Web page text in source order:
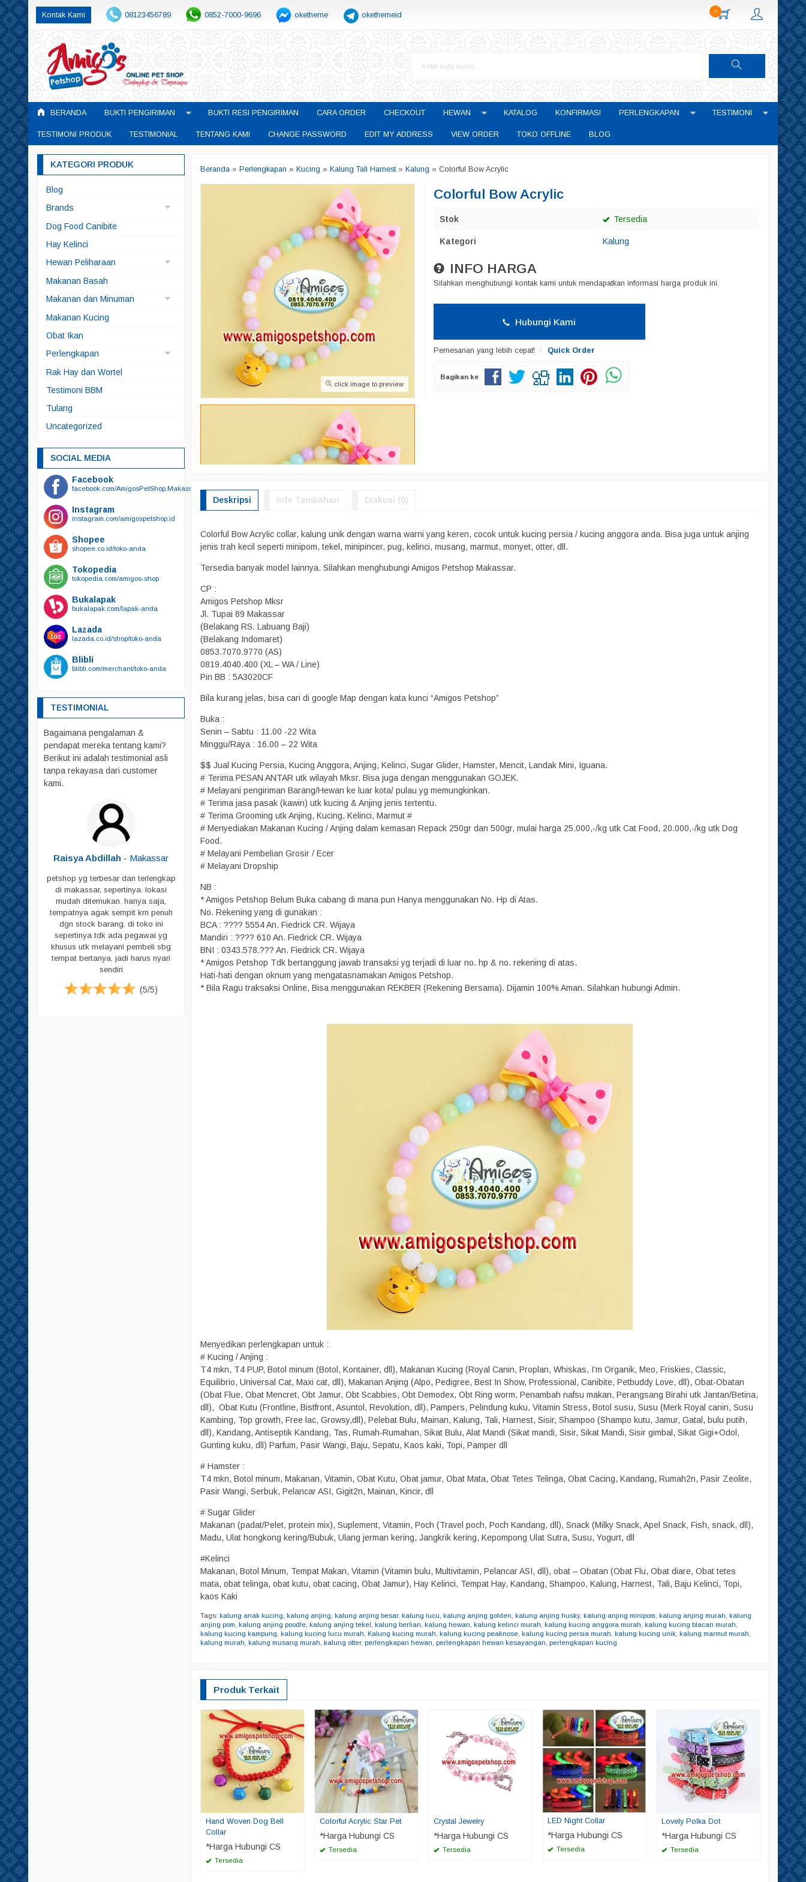
Kontak Kami 08123456789 0852-7000-9696 oketheme okethemeid 0
BERANDA BUKTI PENGIRIMAN BUKTI RESI PENGIRIMAN CARA ORDER CHECKOUT HEWAN KATALOG KONFIRMASI PERLENGKAPAN TESTIMONI
TESTIMONI PRODUK TESTIMONIAL TENTANG KAMI CHANGE PASSWORD EDIT MY ADDRESS VIEW ORDER TOKO OFFLINE BLOG
Beranda » Perlengkapan » Kucing » Kalung Tali Harnest» Kalung »Colorful Bow Acrylic
click image to preview
Colorful Bow Acrylic
Stok Tersedia
Kategori Kalung
INFO HARGA
Silahkan menghubungi kontak kami untuk mendapatkan informasi harga produk ini.
Hubungi Kami
Pemesanan yang lebih cepat! Quick Order
Bagikan ke
Deskripsi Info Tambahan Diskusi (0)
Colorful Bow Acrylic collar, kalung unik dengan warna warni yang keren, cocok untuk kucing persia / kucing anggora anda. Bisa juga untuk anjing
jenis trah kecil seperti minipom, tekel, minipincer, pug, kelinci, musang, marmut, monyet, otter, dll.
Tersedia banyak model lainnya. Silahkan menghubungi Amigos Petshop Makassar.
CP :
Amigos Petshop Mksr
Jl. Tupai 89 Makassar
(Belakang RS. Labuang Baji)
(Belakang Indomaret)
0853.7070.9770 (AS)
0819.4040.400 (XL – WA / Line)
Pin BB : 5A3020CF
Bila kurang jelas, bisa cari di google Map dengan kata kunci “Amigos Petshop”
Buka :
Senin – Sabtu : 11.00 -22 Wita
Minggu/Raya : 16.00 – 22 Wita
$$ Jual Kucing Persia, Kucing Anggora, Anjing, Kelinci, Sugar Glider, Hamster, Mencit, Landak Mini, Iguana.
# Terima PESAN ANTAR utk wilayah Mksr. Bisa juga dengan menggunakan GOJEK.
# Melayani pengiriman Barang/Hewan ke luar kota/ pulau yg memungkinkan.
# Terima jasa pasak (kawin) utk kucing & Anjing jenis tertentu.
# Terima Grooming utk Anjing, Kucing, Kelinci, Marmut #
# Menyediakan Makanan Kucing / Anjing dalam kemasan Repack 250gr dan 500gr, mulai harga 25.000,-/kg utk Cat Food, 20.000,-/kg utk Dog
Food.
# Melayani Pembelian Grosir / Ecer
# Melayani Dropship
NB :
* Amigos Petshop Belum Buka cabang di mana pun Hanya menggunakan No. Hp di Atas.
No. Rekening yang di gunakan :
BCA : ???? 5554 An. Fiedrick CR. Wijaya
Mandiri : ???? 610 An. Fiedrick CR. Wijaya
BNI : 0343.578.??? An. Fiedrick CR. Wijaya
* Amigos Petshop Tdk bertanggung jawab transaksi yg terjadi di luar no. hp & no. rekening di atas.
Hati-hati dengan oknum yang mengatasnamakan Amigos Petshop.
* Bila Ragu traksaksi Online, Bisa menggunakan REKBER (Rekening Bersama). Dijamin 100% Aman. Silahkan hubungi Admin.
Menyedikan perlengkapan untuk :
# Kucing / Anjing :
T4 mkn, T4 PUP, Botol minum (Botol, Kontainer, dll), Makanan Kucing (Royal Canin, Proplan, Whiskas, I’m Organik, Meo, Friskies, Classic,
Equilibrio, Universal Cat, Maxi cat, dll), Makanan Anjing (Alpo, Pedigree, Best In Show, Professional, Canibite, Petbuddy Love, dll), Obat-Obatan
(Obat Flue, Obat Mencret, Obt Jamur, Obt Scabbies, Obt Demodex, Obt Ring worm, Penambah nafsu makan, Perangsang Birahi utk Jantan/Betina,
dll), Obat Kutu (Frontline, Bistfront, Asuntol, Revolution, dll), Pampers, Pelindung kuku, Vitamin Stress, Botol susu, Susu (Merk Royal canin, Susu
Kambing, Top growth, Free lac, Growsy,dll), Pelebat Bulu, Mainan, Kalung, Tali, Harnest, Sisir, Shampoo (Shampo kutu, Jamur, Gatal, bulu putih,
dll), Kandang, Antiseptik Kandang, Tas, Rumah-Rumahan, Sikat Bulu, Alat Mandi (Sikat mandi, Sisir, Sikat Mandi, Sisir gimbal, Sikat Gigi+Odol,
Gunting kuku, dll) Parfum, Pasir Wangi, Baju, Sepatu, Kaos kaki, Topi, Pamper dll
# Hamster :
T4 mkn, Botol minum, Makanan, Vitamin, Obat Kutu, Obat jamur, Obat Mata, Obat Tetes Telinga, Obat Cacing, Kandang, Rumah2n, Pasir Zeolite,
Pasir Wangi, Serbuk, Pelancar ASI, Gigit2n, Mainan, Kincir, dll
# Sugar Glider
Makanan (padat/Pelet, protein mix), Suplement, Vitamin, Poch (Travel poch, Poch Kandang, dll), Snack (Milky Snack, Apel Snack, Fish, snack, dll),
Madu, Ulat hongkong kering/Bubuk, Ulang jerman kering, Jangkrik kering, Kepompong Ulat Sutra, Susu, Yogurt, dll
#Kelinci
Makanan, Botol Minum, Tempat Makan, Vitamin (Vitamin bulu, Multivitamin, Pelancar ASI, dll), obat – Obatan (Obat Flu, Obat diare, Obat tetes
mata, obat telinga, obat kutu, obat cacing, Obat Jamur), Hay Kelinci, Tempat Hay, Kandang, Shampoo, Kalung, Harnest, Tali, Baju Kelinci, Topi,
kaos Kaki
Tags:kalung anak kucing ,kalung anjing ,kalung anjing besar. kalung lucu ,kalung anjing golden ,kalung anjing husky,kalung anjing minipom ,kalung anjing murah ,kalung
anjing pom ,kalung anjing poodle ,kalung anjing tekel ,kalung berlian ,kalung hewan ,kalung kelinci murah ,kalung kucing anggora murah ,kalung kucing blacan murah
kalung kucing kampung ,kalung kucing lucu murah ,Kalung kucing murah ,kalung kucing peaknose ,kalung kucing persia murah ,kalung kucing unik ,kalung marmut murah
kalung murah ,kalung musang murah ,kalung otter,perlengkapan hewan ,perlengkapan hewan kesayangan ,perlengkapan kucing
Produk Terkait
Hand Woven Dog Bell
Collar
*Harga Hubungi CS
Tersedia
Colorful Acrylic Star Pet
*Harga Hubungi CS
Tersedia
Crystal Jewelry
*Harga Hubungi CS
Tersedia
LED Night Collar
*Harga Hubungi CS
Tersedia
Lovely Polka Dot
*Harga Hubungi CS
Tersedia
KATEGORI PRODUK
Blog
Brands
Arqui Fresh
Doggyman
Pedigree
Dog Food Canibite
Hay Kelinci
Hewan Peliharaan
Anjing
Kucing
Makanan Basah
Makanan dan Minuman
Makanan Anjing
Makanan Ikan
Makanan Kelinci
Makanan Kura-kura
Snack
Makanan Kucing
Obat Ikan
Perlengkapan
Brangus
Kucing
Botol Minum
Botol Susu
Gunting
Kalung Tali Harnest
Kalung
Kandang
Mainan
Makanan
Friskies
whiskas
Pakaian
Parfum
Pelebat Bulu
Sendok PUP
Shampoo
Sikat Bulu
Sisir
Skop PUP
Tas & Cannel Box
Tempat Makan
Tempat PUP
Pampers
Rak Hay dan Wortel
Testimoni BBM
Tulang
Uncategorized
SOCIAL MEDIA
Facebook
facebook.com/AmigosPetShop.Makassar
Instagram
instagram.com/amigospetshop.id
Shopee
shopee.co.id/toko-anda
Tokopedia
tokopedia.com/amigos-shop
Bukalapak
bukalapak.com/lapak-anda
Lazada
lazada.co.id/shop/toko-anda
Blibli
blibli.com/merchant/toko-anda
TESTIMONIAL
Bagaimana pengalaman &
pendapat mereka tentang kami?
Berikut ini adalah testimonial asli
tanpa rekayasa dari customer
kami.
Raisya Abdillah - Makassar
petshop yg terbesar dan terlengkap
di makassar, sepertinya. lokasi
mudah ditemukan. hanya saja,
tempatnya agak sempit krn penuh
dgn stock barang. di toko ini
sepertinya tdk ada pegawai yg
khusus utk melayani pembeli sbg
tempat bertanya, jadi harus nyari
sendiri
(5/5)